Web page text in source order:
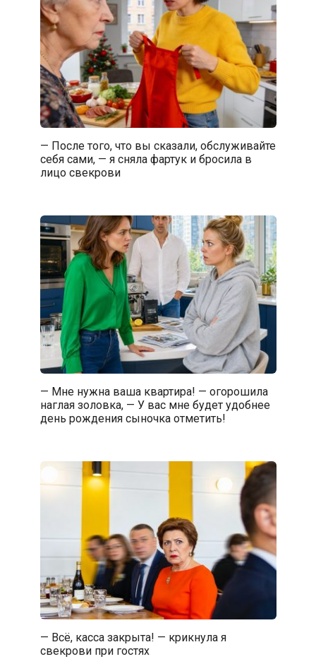
— После того, что вы сказали, обслуживайте
себя сами, — я сняла фартук и бросила в
лицо свекрови
— Мне нужна ваша квартира! — огорошила
наглая золовка, — У вас мне будет удобнее
день рождения сыночка отметить!
— Всё, касса закрыта! — крикнула я
свекрови при гостях